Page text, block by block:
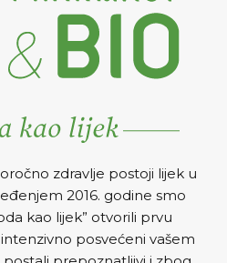
zdravlje postoji lijek u
2016. godine smo
kao lijek” otvorili prvu
posvećeni vašem